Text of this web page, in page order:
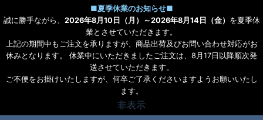
■夏季休業のお知らせ■
誠に勝手ながら、 2026年8月10日（月）～2026年8月14日（金） を夏季休
業とさせていただきます。
上記の期間中もご注文を承りますが、商品出荷及びお問い合わせ対応がお
休みとなります。 休業中にいただきましたご注文は、8月17日以降順次発
送させていただきます。
ご不便をお掛けいたしますが、何卒ご了承くださいますようお願いいたし
ます。
非表示